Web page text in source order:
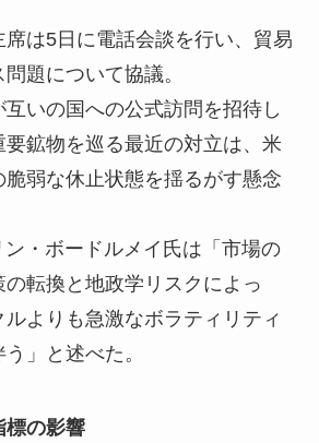
席は5日に電話会談を行い、貿易
題について協議。
いの国への公式訪問を招待し
鉱物を巡る最近の対立は、米
弱な休止状態を揺るがす懸念
・ボードルメイ氏は「市場の
転換と地政学リスクによっ
よりも急激なボラティリティ
」と述べた。
標の影響